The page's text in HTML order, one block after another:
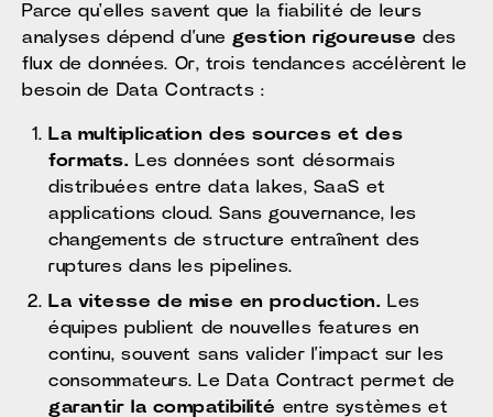
Parce qu'elles savent que la fiabilité de leurs
analyses dépend d’une gestion rigoureuse des
flux de données. Or, trois tendances accélèrent le
besoin de Data Contracts :
La multiplication des sources et des
formats. Les données sont désormais
distribuées entre data lakes, SaaS et
applications cloud. Sans gouvernance, les
changements de structure entraînent des
ruptures dans les pipelines.
La vitesse de mise en production. Les
équipes publient de nouvelles features en
continu, souvent sans valider l’impact sur les
consommateurs. Le Data Contract permet de
garantir la compatibilité entre systèmes et